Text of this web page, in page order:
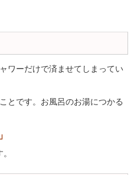
ワーだけで済ませてしまってい
とです。お風呂のお湯につかる